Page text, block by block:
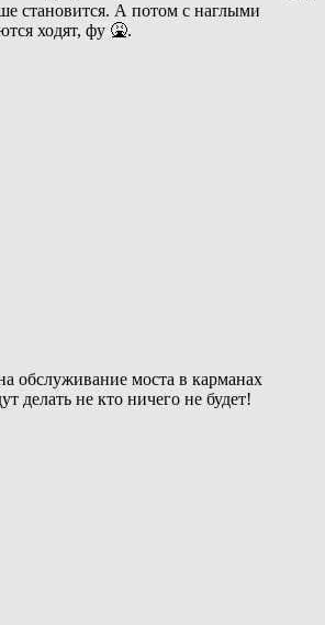
становится. А потом с наглыми
ходят, фу 🤮.
обслуживание моста в карманах
делать не кто ничего не будет!